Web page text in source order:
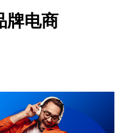
牌电商